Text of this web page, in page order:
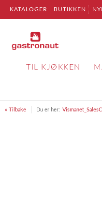
KATALOGER BUTIKKEN
TIL KJØKKEN
« Tilbake Du er her: